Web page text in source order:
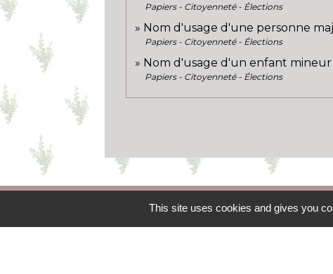
Papiers - Citoyenneté - Élections
Nom d'usage d'une personne
Papiers - Citoyenneté - Élections
Nom d'usage d'un enfant
Papiers - Citoyenneté - Élections
Contacts
This site uses cookies and gives you